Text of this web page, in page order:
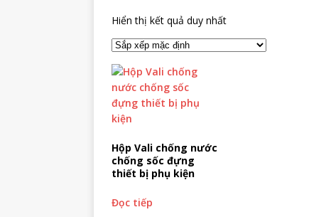
Hiển thị kết quả duy nhất
Hộp Vali chống nước
chống sốc đựng
thiết bị phụ kiện
Đọc tiếp